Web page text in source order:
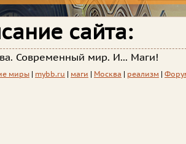
сайта:
Современный мир. И... Маги!
миры mybb.ru маги Москва реализм